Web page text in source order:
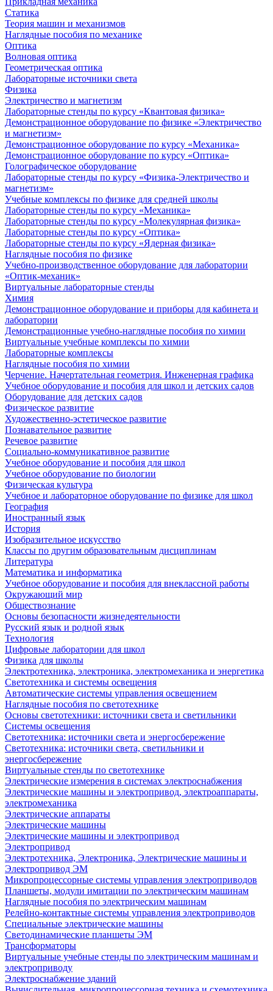
Статика
Теория машин и механизмов
Наглядные пособия по механике
Оптика
Волновая оптика
Геометрическая оптика
Лабораторные источники света
Физика
Электричество и магнетизм
Лабораторные стенды по курсу «Квантовая физика»
Демонстрационное оборудование по физике «Электричество
и магнетизм»
Демонстрационное оборудование по курсу «Механика»
Демонстрационное оборудование по курсу «Оптика»
Голографическое оборудование
Лабораторные стенды по курсу «Физика-Электричество и
магнетизм»
Учебные комплексы по физике для средней школы
Лабораторные стенды по курсу «Механика»
Лабораторные стенды по курсу «Молекулярная физика»
Лабораторные стенды по курсу «Оптика»
Лабораторные стенды по курсу «Ядерная физика»
Наглядные пособия по физике
Учебно-производственное оборудование для лаборатории
«Оптик-механик»
Виртуальные лабораторные стенды
Химия
Демонстрационное оборудование и приборы для кабинета и
лаборатории
Демонстрационные учебно-наглядные пособия по химии
Виртуальные учебные комплексы по химии
Лабораторные комплексы
Наглядные пособия по химии
Черчение. Начертательная геометрия. Инженерная графика
Учебное оборудование и пособия для школ и детских садов
Оборудование для детских садов
Физическое развитие
Художественно-эстетическое развитие
Познавательное развитие
Речевое развитие
Социально-коммуникативное развитие
Учебное оборудование и пособия для школ
Учебное оборудование по биологии
Физическая культура
Учебное и лабораторное оборудование по физике для школ
География
Иностранный язык
История
Изобразительное искусство
Классы по другим образовательным дисциплинам
Литература
Математика и информатика
Учебное оборудование и пособия для внеклассной работы
Окружающий мир
Обществознание
Основы безопасности жизнедеятельности
Русский язык и родной язык
Технология
Цифровые лаборатории для школ
Физика для школы
Электротехника, электроника, электромеханика и энергетика
Светотехника и системы освещения
Автоматические системы управления освещением
Наглядные пособия по светотехнике
Основы светотехники: источники света и светильники
Системы освещения
Светотехника: источники света и энергосбережение
Светотехника: источники света, светильники и
энергосбережение
Виртуальные стенды по светотехнике
Электрические измерения в системах электроснабжения
Электрические машины и электропривод, электроаппараты,
электромеханика
Электрические аппараты
Электрические машины
Электрические машины и электропривод
Электропривод
Электротехника, Электроника, Электрические машины и
Электропривод ЭМ
Микропроцессорные системы управления электроприводов
Планшеты, модули имитации по электрическим машинам
Наглядные пособия по электрическим машинам
Релейно-контактные системы управления электроприводов
Специальные электрические машины
Светодинамические планшеты ЭМ
Трансформаторы
Виртуальные учебные стенды по электрическим машинам и
электроприводу
Электроснабжение зданий